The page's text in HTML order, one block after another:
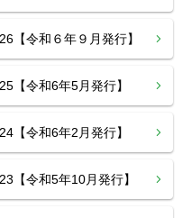
【令和６年９月発行】
【令和6年5月発行】
【令和6年2月発行】
【令和5年10月発行】